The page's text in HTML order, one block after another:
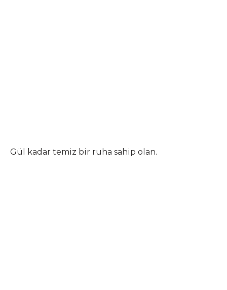
Gül kadar temiz bir ruha sahip olan.